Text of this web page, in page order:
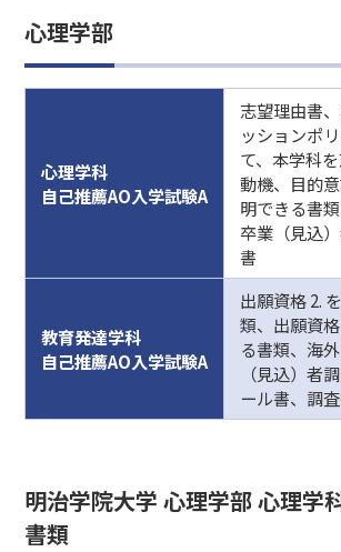
心理学部
心理学科
自己推薦AO入学試験A
志望理由書
ッションポ
て、本学科
動機、目的
明できる書
卒業（見込
書
教育発達学科
自己推薦AO入学試験A
出願資格 2.
類、出願資
る書類、海
（見込）者
ール書、調
明治学院大学 心理学部 心理学
書類